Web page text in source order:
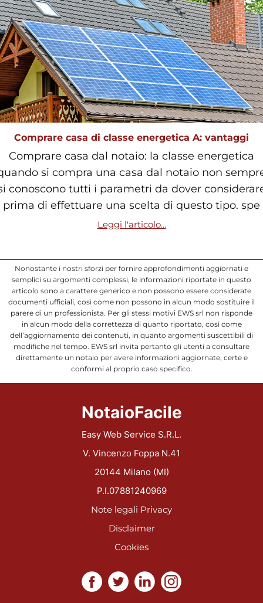
Comprare casa di classe energetica A: vantaggi
Comprare casa dal notaio: la classe energetica
si compra una casa dal notaio non
conoscono tutti i parametri da dover
prima di effettuare una scelta di questo tipo. spe
Leggi l'articolo...
Nonostante i nostri sforzi per fornire approfondimenti aggiornati e
semplici su argomenti complessi, le informazioni riportate in questo
articolo sono a carattere generico e non possono essere considerate
documenti ufficiali, così come non possono in alcun modo sostituire il
parere di un professionista. Per gli stessi motivi EWS srl non risponde
in alcun modo della correttezza di quanto riportato, così come
dell’aggiornamento dei contenuti, in quanto argomenti suscettibili di
modifiche nel tempo. EWS srl invita pertanto gli utenti a consultare
direttamente un notaio per avere informazioni aggiornate, certe e
conformi al proprio caso specifico.
NotaioFacile
Easy Web Service S.R.L.
V. Vincenzo Foppa N.41
20144 Milano (MI)
P.I.07881240969
Note legali Privacy
Disclaimer
Cookies